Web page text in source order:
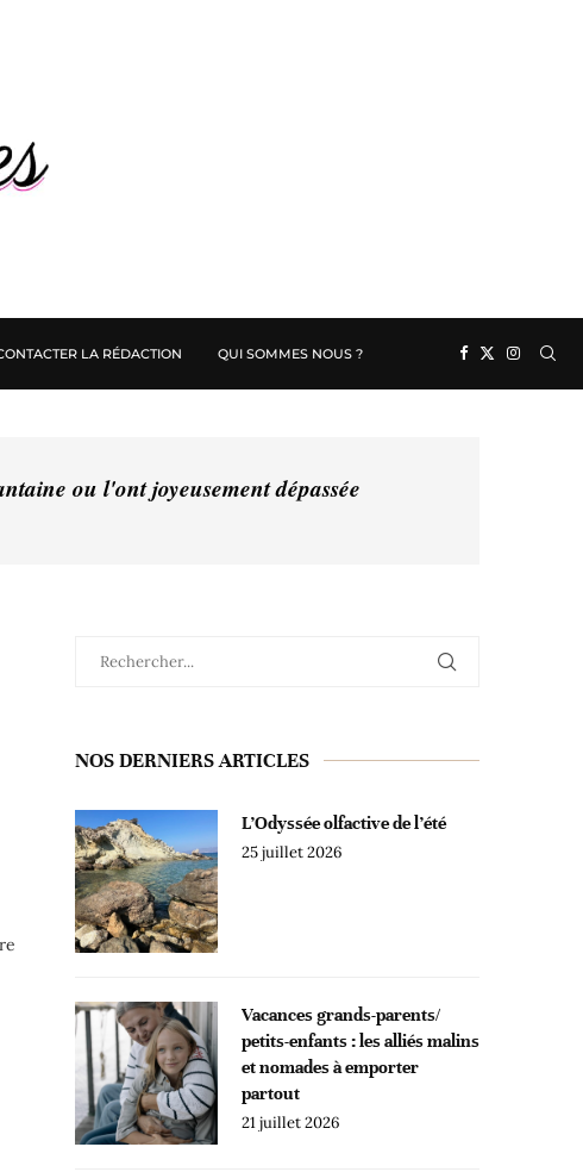
LA RÉDACTION QUI SOMMES NOUS ?
ou l'ont joyeusement dépassée
NOS DERNIERS ARTICLES
L’Odyssée olfactive de l’été
25 juillet 2026
Vacances grands-parents/
petits-enfants : les alliés malins
et nomades à emporter
partout
21 juillet 2026